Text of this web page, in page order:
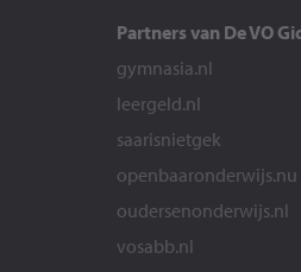
Partners van De VO
gymnasia.nl
leergeld.nl
saarisnietgek
openbaaronderwijs.nu
oudersenonderwijs.nl
vosabb.nl